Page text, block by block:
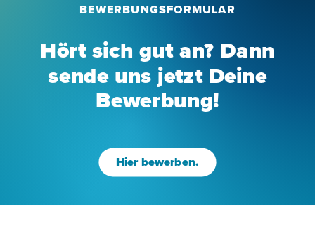
BEWERBUNGSFORMULAR
Hört sich gut an? Dann
sende uns jetzt Deine
Bewerbung!
Hier bewerben.